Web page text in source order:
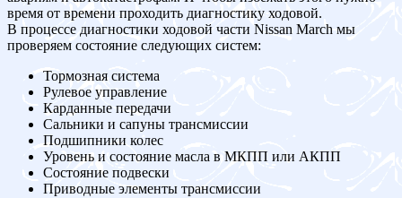
время от времени проходить диагностику ходовой.
В процессе диагностики ходовой части Nissan March мы
проверяем состояние следующих систем:
Тормозная система
Рулевое управление
Карданные передачи
Сальники и сапуны трансмиссии
Подшипники колес
Уровень и состояние масла в МКПП или АКПП
Состояние подвески
Приводные элементы трансмиссии